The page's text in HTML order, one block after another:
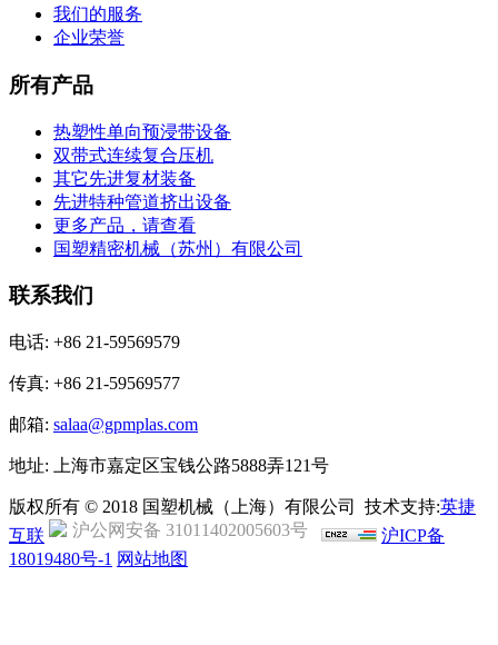
我们的服务
企业荣誉
所有产品
热塑性单向预浸带设备
双带式连续复合压机
其它先进复材装备
先进特种管道挤出设备
更多产品，请查看
国塑精密机械（苏州）有限公司
联系我们
电话: +86 21-59569579
传真: +86 21-59569577
邮箱: salaa@gpmplas.com
地址: 上海市嘉定区宝钱公路5888弄121号
版权所有 © 2018 国塑机械（上海）有限公司 技术支持:英捷
互联
沪公网安备 31011402005603号
沪ICP备
18019480号-1 网站地图